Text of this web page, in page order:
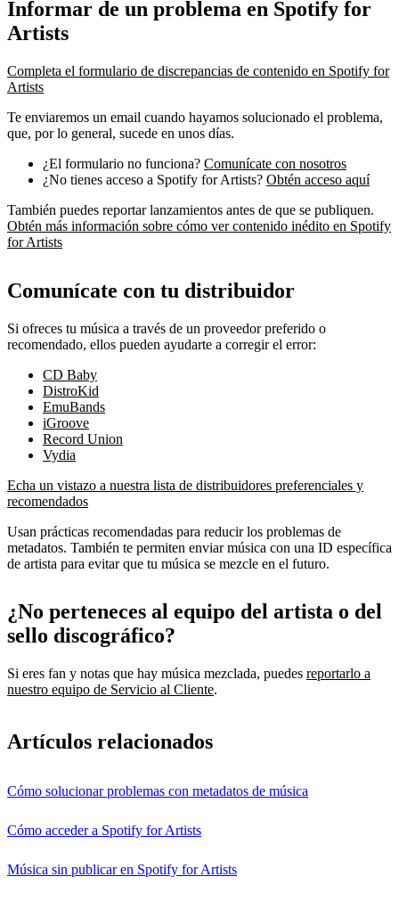
Informar de un problema en Spotify for
Artists
Completa el formulario de discrepancias de contenido en Spotify for
Artists
Te enviaremos un email cuando hayamos solucionado el problema,
que, por lo general, sucede en unos días.
¿El formulario no funciona? Comunícate con nosotros
¿No tienes acceso a Spotify for Artists? Obtén acceso aquí
También puedes reportar lanzamientos antes de que se publiquen.
Obtén más información sobre cómo ver contenido inédito en Spotify
for Artists
Comunícate con tu distribuidor
Si ofreces tu música a través de un proveedor preferido o
recomendado, ellos pueden ayudarte a corregir el error:
CD Baby
DistroKid
EmuBands
iGroove
Record Union
Vydia
Echa un vistazo a nuestra lista de distribuidores preferenciales y
recomendados
Usan prácticas recomendadas para reducir los problemas de
metadatos. También te permiten enviar música con una ID específica
de artista para evitar que tu música se mezcle en el futuro.
¿No perteneces al equipo del artista o del
sello discográfico?
Si eres fan y notas que hay música mezclada, puedes reportarlo a
nuestro equipo de Servicio al Cliente.
Artículos relacionados
Cómo solucionar problemas con metadatos de música
Cómo acceder a Spotify for Artists
Música sin publicar en Spotify for Artists